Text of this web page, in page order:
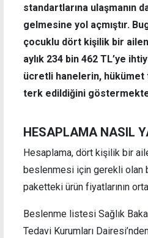
standartlarına ulaşmanın
gelmesine yol açmıştır.
çocuklu dört kişilik bir
aylık 234 bin 462 TL’ye
ücretli hanelerin, hükümet
terk edildiğini
HESAPLAMA NASIL
Hesaplama, dört kişilik bir
beslenmesi için gerekli olan
paketteki ürün fiyatlarının
Beslenme listesi Sağlık
Tedavi Kurumları